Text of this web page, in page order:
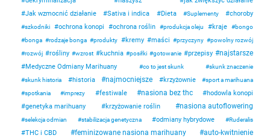
Jak wzmocnić działanie
Sativa i indica Dieta Suplementy choroby
szkodniki ochrona konopi ochrona roślin produkcja oleju kraje
bongo
bonga
rodzaje bonga produkty kremy maści przyczyny
powolny rozwój
rozwój
rośliny wzrost kuchnia posiłki gotowanie przepisy najstarsze
Medyczne Odmiany Marihuany co to jest skunk
skunk znaczenie
skunk historia
historia najmocniejsze krzyżownie
sport a marihuana
spotkania
imprezy festiwale nasiona bez thc
hodowla konopi
genetyka marihuany
krzyżowanie roślin nasiona autoflowering
selekcja odmian stabilizacja genetyczna odmiany hybrydowe Ruderalis
THC i CBD feminizowane nasiona marihuany auto-kwitnienie